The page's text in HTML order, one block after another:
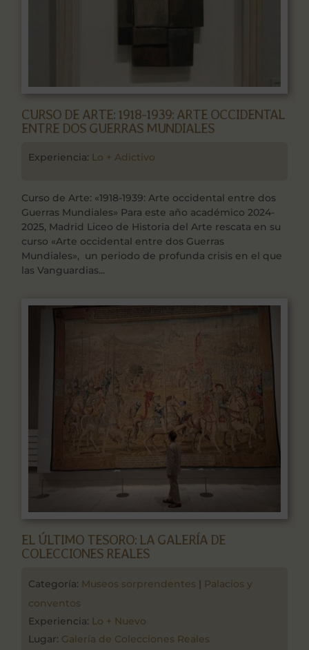
CURSO DE ARTE: 1918-1939: ARTE OCCIDENTAL
ENTRE DOS GUERRAS MUNDIALES
Experiencia: Lo + Adictivo
Curso de Arte: «1918-1939: Arte occidental entre dos
Guerras Mundiales» Para este año académico 2024-
2025, Madrid Liceo de Historia del Arte rescata en su
curso «Arte occidental entre dos Guerras
Mundiales», un periodo de profunda crisis en el que
las Vanguardias...
EL ÚLTIMO TESORO: LA GALERÍA DE
COLECCIONES REALES
Categoría: Museos sorprendentes | Palacios y
conventos
Experiencia: Lo + Nuevo
Lugar: Galería de Colecciones Reales